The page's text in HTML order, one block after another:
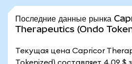
Последние данные рынка
Therapeutics (Ondo
Текущая цена Capricor